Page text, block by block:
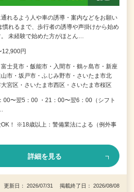
れるよう人や車の誘導・案内などをお願い
慣れるまで、歩行者の誘導や声掛けから始め
未経験で始めた方がほとん…
12,900円
士見市・飯能市・入間市・鶴ヶ島市・新座
市・坂戸市・ふじみ野市・さいたま市北
宮区・さいたま市西区・さいたま市桜区
00〜翌5：00 ・21：00〜翌6：00（シフト
！ ※18歳以上：警備業法による（例外事
詳細を見る
更新日： 2026/07/31 掲載終了日： 2026/08/08